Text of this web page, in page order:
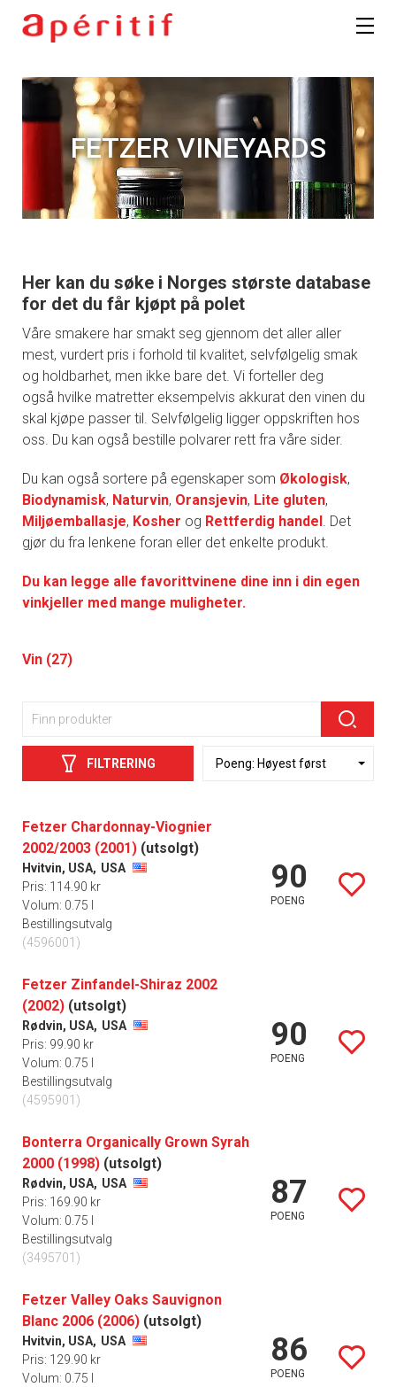
FETZER VINEYARDS
Her kan du søke i Norges største database
for det du får kjøpt på polet
Våre smakere har smakt seg gjennom det aller aller
mest, vurdert pris i forhold til kvalitet, selvfølgelig smak
og holdbarhet, men ikke bare det. Vi forteller deg
også hvilke matretter eksempelvis akkurat den vinen du
skal kjøpe passer til. Selvfølgelig ligger oppskriften hos
oss. Du kan også bestille polvarer rett fra våre sider.
Du kan også sortere på egenskaper som Økologisk,
Biodynamisk, Naturvin, Oransjevin, Lite gluten,
Miljøemballasje, Kosher og Rettferdig handel. Det
gjør du fra lenkene foran eller det enkelte produkt.
Du kan legge alle favorittvinene dine inn i din egen
vinkjeller med mange muligheter.
Vin (27)
FILTRERING
Fetzer Chardonnay-Viognier
2002/2003 (2001) (utsolgt)
Hvitvin, USA, USA
Pris: 114.90 kr
Volum: 0.75 l
Bestillingsutvalg
(4596001)
90
POENG
Fetzer Zinfandel-Shiraz 2002
(2002) (utsolgt)
Rødvin, USA, USA
Pris: 99.90 kr
Volum: 0.75 l
Bestillingsutvalg
(4595901)
90
POENG
Bonterra Organically Grown Syrah
2000 (1998) (utsolgt)
Rødvin, USA, USA
Pris: 169.90 kr
Volum: 0.75 l
Bestillingsutvalg
(3495701)
87
POENG
Fetzer Valley Oaks Sauvignon
Blanc 2006 (2006) (utsolgt)
Hvitvin, USA, USA
Pris: 129.90 kr
Volum: 0.75 l
86
POENG